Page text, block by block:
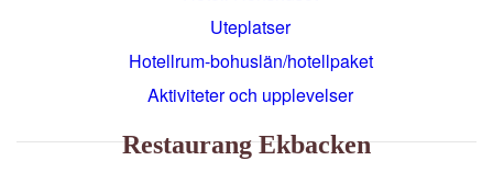
Uteplatser
Hotellrum-bohuslän/hotellpaket
Aktiviteter och upplevelser
Restaurang Ekbacken